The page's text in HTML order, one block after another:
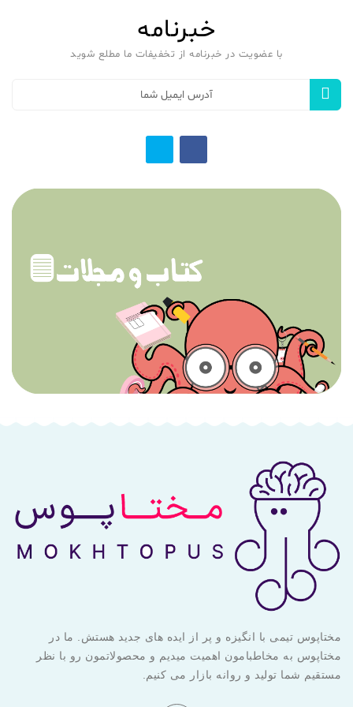
خبرنامه
با عضویت در خبرنامه از تخفیفات ما مطلع شوید
مختاپوس تیمی با انگیزه و پر از ایده های جدید هستش. ما در
مختاپوس به مخاطبامون اهمیت میدیم و محصولاتمون رو با نظر
مستقیم شما تولید و روانه بازار می کنیم.